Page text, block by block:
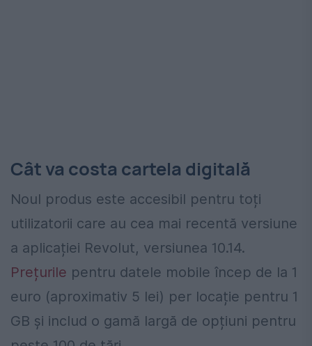
Cât va costa cartela digitală
Noul produs este accesibil pentru toți
utilizatorii care au cea mai recentă versiune
a aplicației Revolut, versiunea 10.14.
Prețurile pentru datele mobile încep de la 1
euro (aproximativ 5 lei) per locație pentru 1
GB și includ o gamă largă de opțiuni pentru